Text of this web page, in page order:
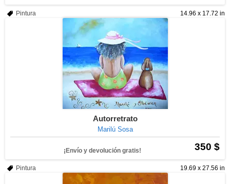
14.96 x 17.72 in
Pintura
Autorretrato
Marilú Sosa
350 $
¡Envío y devolución gratis!
19.69 x 27.56 in
Pintura